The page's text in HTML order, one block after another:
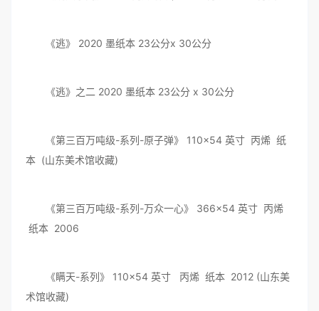
《逃》 2020 墨纸本 23公分x 30公分
《逃》之二 2020 墨纸本 23公分 x 30公分
《第三百万吨级-系列-原子弹》 110×54 英寸 丙烯 纸
本 (山东美术馆收藏)
《第三百万吨级-系列-万众一心》 366×54 英寸 丙烯
纸本 2006
《瞒天-系列》 110×54 英寸 丙烯 纸本 2012 (山东美
术馆收藏)